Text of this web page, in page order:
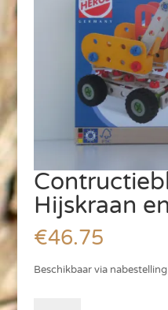
Hijskraan
€46.75
Beschikbaar via nabestelling